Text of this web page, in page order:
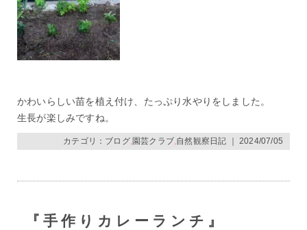
かわいらしい苗を植え付け、たっぷり水やりをしました。
生長が楽しみですね。
カテゴリ： ブログ, 園芸クラブ, 自然観察日記 ｜ 2024/07/05
『手作りカレーランチ』